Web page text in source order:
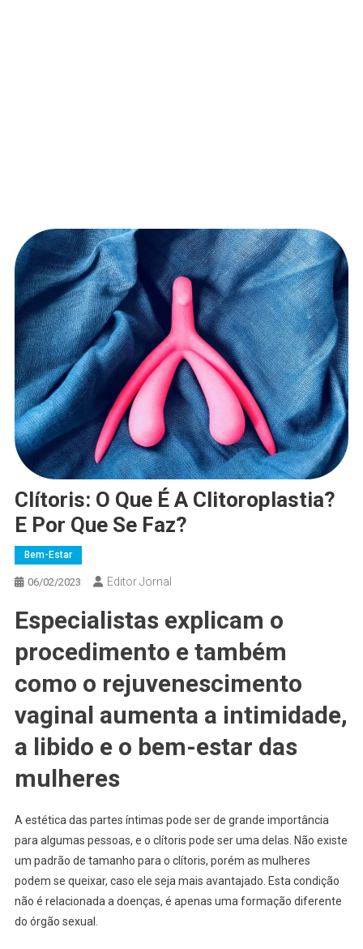
Clítoris: O Que É A Clitoroplastia?
E Por Que Se Faz?
Bem-Estar
06/02/2023 Editor Jornal
Especialistas explicam o
procedimento e também
como o rejuvenescimento
vaginal aumenta a intimidade,
a libido e o bem-estar das
mulheres
A estética das partes íntimas pode ser de grande importância
para algumas pessoas, e o clítoris pode ser uma delas. Não existe
um padrão de tamanho para o clítoris, porém as mulheres
podem se queixar, caso ele seja mais avantajado. Esta condição
não é relacionada a doenças, é apenas uma formação diferente
do órgão sexual.